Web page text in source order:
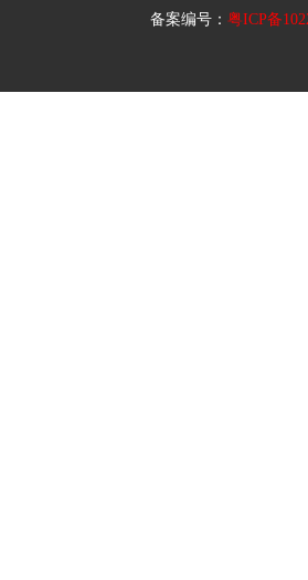
备案编号：粤ICP备